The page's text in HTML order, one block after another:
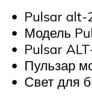
Pulsar alt-
Модель
Pulsar
Пульзар
Свет для